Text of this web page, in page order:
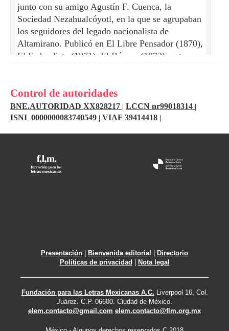
junto con su amigo Agustín F. Cuenca, la
Sociedad Nezahualcóyotl, en la que se agrupaban
los seguidores del legado nacionalista de
Altamirano. Publicó en El Libre Pensador (1870),
El Federalista (1871), El Búcaro (1872), entre
famosos y que refleja esta condición es “Ante un
cadáver”, el cual reproducimos en esta selección,
junto con otros más que ilustran sus intereses
Control de autoridades
BNE.AUTORIDAD XX828217 LCCN nr99018314
ISNI 0000000083740549 VIAF 39414418
Presentación Bienvenida editorial
Directorio
Políticas de privacidad
Nota legal
Fundación para las Letras Mexicanas A.C. Liverpool 16, Col.
Juárez. C.P. 06600. Ciudad de México.
elem.contacto@gmail.com elem.contacto@flm.org.mx